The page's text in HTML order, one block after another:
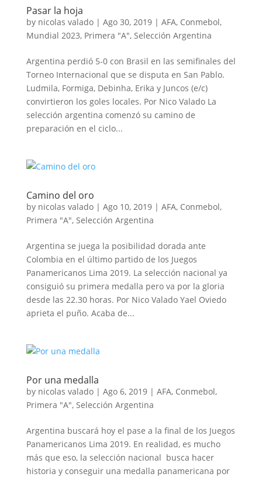
Pasar la hoja
by nicolas valado| Ago 30, 2019| AFA, Conmebol,
Mundial 2023, Primera "A", Selección Argentina
Argentina perdió 5-0 con Brasil en las semifinales del
Torneo Internacional que se disputa en San Pablo.
Ludmila, Formiga, Debinha, Erika y Juncos (e/c)
convirtieron los goles locales. Por Nico Valado La
selección argentina comenzó su camino de
preparación en el ciclo...
Camino del oro
by nicolas valado| Ago 10, 2019| AFA, Conmebol,
Primera "A", Selección Argentina
Argentina se juega la posibilidad dorada ante
Colombia en el último partido de los Juegos
Panamericanos Lima 2019. La selección nacional ya
consiguió su primera medalla pero va por la gloria
desde las 22.30 horas. Por Nico Valado Yael Oviedo
aprieta el puño. Acaba de...
Por una medalla
by nicolas valado| Ago 6, 2019| AFA, Conmebol,
Primera "A", Selección Argentina
Argentina buscará hoy el pase a la final de los Juegos
Panamericanos Lima 2019. En realidad, es mucho
más que eso, la selección nacional busca hacer
historia y conseguir una medalla panamericana por